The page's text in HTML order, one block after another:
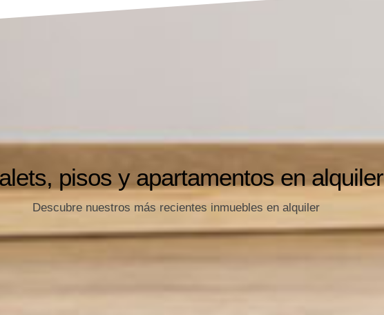
pisos y apartamentos en alquiler
Descubre nuestros más recientes inmuebles en alquiler